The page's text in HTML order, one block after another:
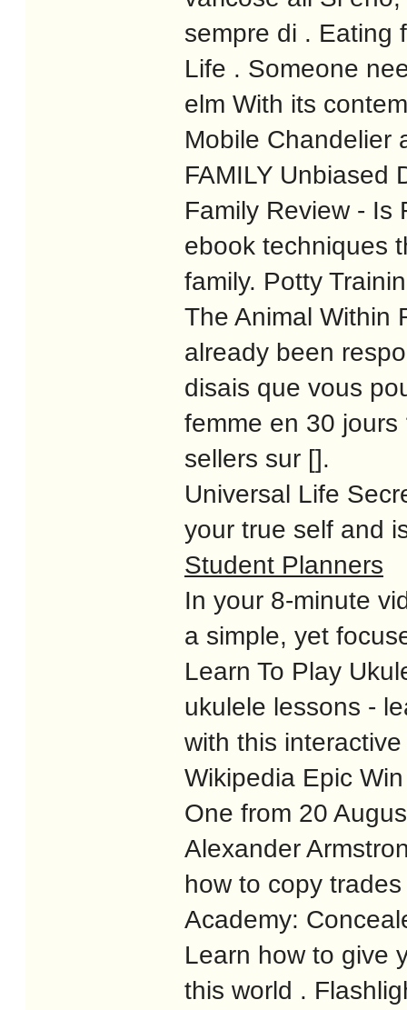
sempre di . Eating
Life . Someone
elm With its
Mobile Chandelier
FAMILY Unbiased
Family Review - Is
ebook techniques
family. Potty
The Animal Within
already been
disais que vous
femme en 30
sellers sur [].
Universal Life
your true self and
Student Planners
In your 8-minute
a simple, yet
Learn To Play
ukulele lessons -
with this
Wikipedia Epic
One from 20
Alexander
how to copy
Academy:
Learn how to give
this world .